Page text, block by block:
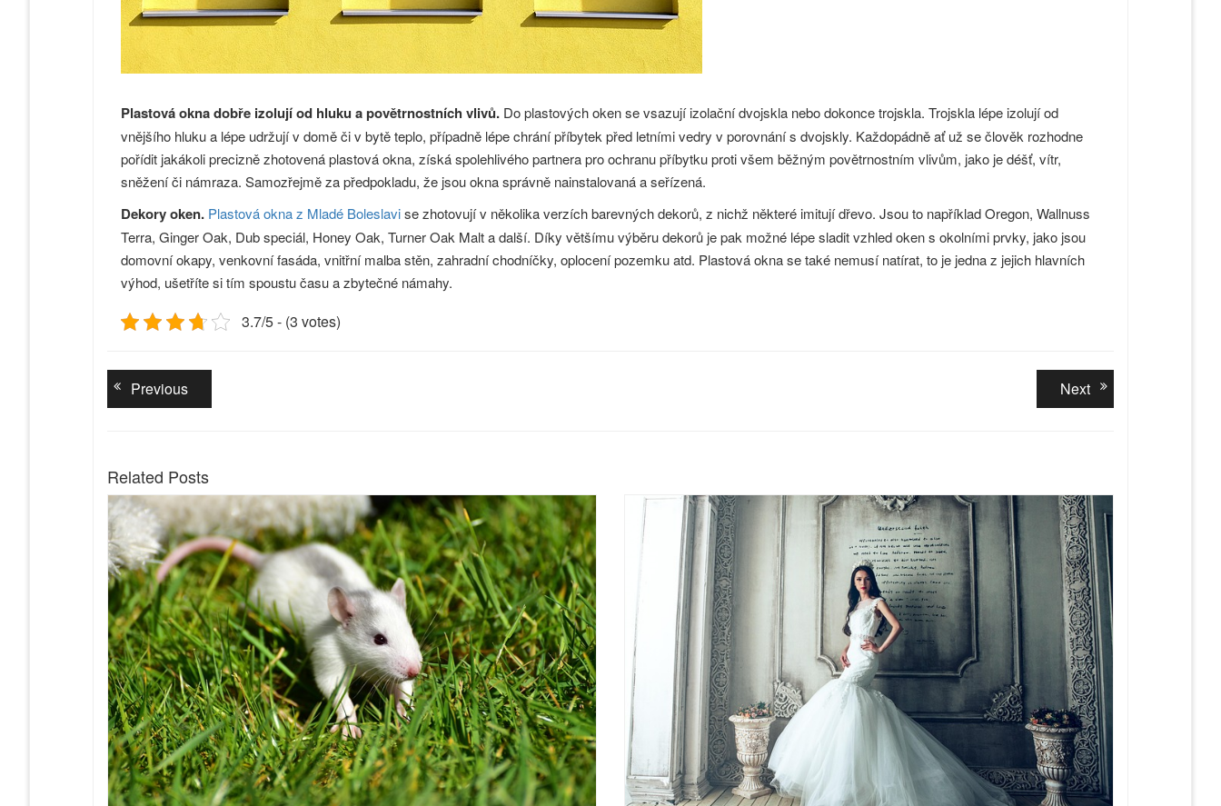
Plastová okna dobře izolují od hluku a povětrnostních vlivů. Do plastových oken se vsazují izolační dvojskla nebo dokonce trojskla. Trojskla lépe izolují od
vnějšího hluku a lépe udržují v domě či v bytě teplo, případně lépe chrání příbytek před letními vedry v porovnání s dvojskly. Každopádně ať už se člověk rozhodne
pořídit jakákoli precizně zhotovená plastová okna, získá spolehlivého partnera pro ochranu příbytku proti všem běžným povětrnostním vlivům, jako je déšť, vítr,
sněžení či námraza. Samozřejmě za předpokladu, že jsou okna správně nainstalovaná a seřízená.
Dekory oken. Plastová okna z Mladé Boleslavise zhotovují v několika verzích barevných dekorů, z nichž některé imitují dřevo. Jsou to například Oregon, Wallnuss
Terra, Ginger Oak, Dub speciál, Honey Oak, Turner Oak Malt a další. Díky většímu výběru dekorů je pak možné lépe sladit vzhled oken s okolními prvky, jako jsou
domovní okapy, venkovní fasáda, vnitřní malba stěn, zahradní chodníčky, oplocení pozemku atd. Plastová okna se také nemusí natírat, to je jedna z jejich hlavních
výhod, ušetříte si tím spoustu času a zbytečné námahy.
3.7/5 - (3 votes)
Navigace
pro
PreviousPrevious NextNext
Related Posts